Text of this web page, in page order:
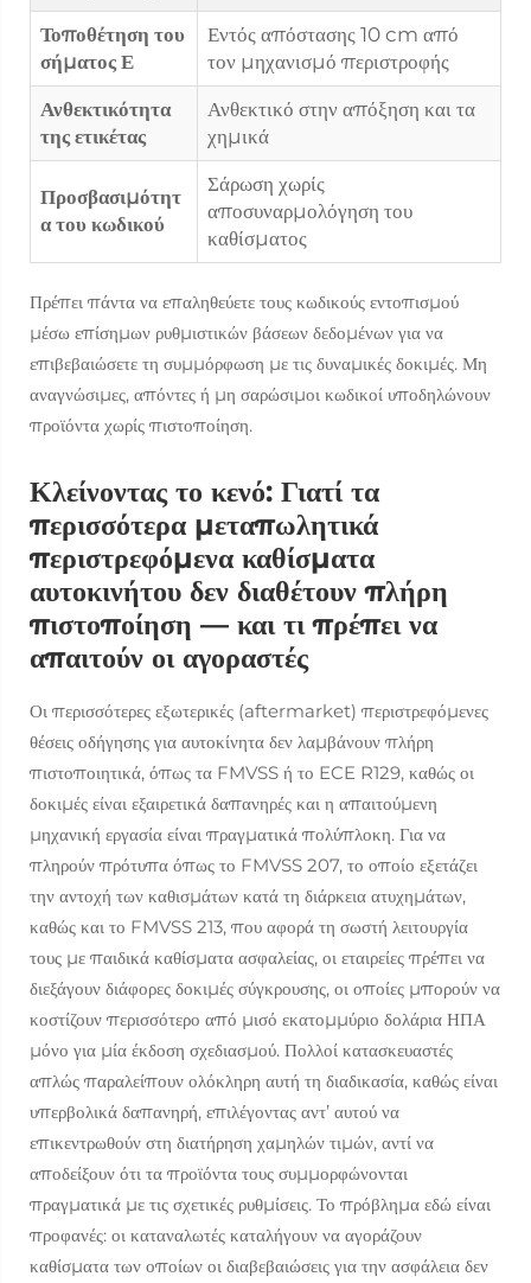
Τοποθέτηση του
σήματος Ε
Εντός απόστασης 10 cm από
τον μηχανισμό περιστροφής
Ανθεκτικότητα
της ετικέτας
Ανθεκτικό στην απόξηση και τα
χημικά
Προσβασιμότητ
α του κωδικού
Σάρωση χωρίς
αποσυναρμολόγηση του
καθίσματος
Πρέπει πάντα να επαληθεύετε τους κωδικούς εντοπισμού
μέσω επίσημων ρυθμιστικών βάσεων δεδομένων για να
επιβεβαιώσετε τη συμμόρφωση με τις δυναμικές δοκιμές. Μη
αναγνώσιμες, απόντες ή μη σαρώσιμοι κωδικοί υποδηλώνουν
προϊόντα χωρίς πιστοποίηση.
Κλείνοντας το κενό: Γιατί τα
περισσότερα μεταπωλητικά
περιστρεφόμενα καθίσματα
αυτοκινήτου δεν διαθέτουν πλήρη
πιστοποίηση — και τι πρέπει να
απαιτούν οι αγοραστές
Οι περισσότερες εξωτερικές (aftermarket) περιστρεφόμενες
θέσεις οδήγησης για αυτοκίνητα δεν λαμβάνουν πλήρη
πιστοποιητικά, όπως τα FMVSS ή το ECE R129, καθώς οι
δοκιμές είναι εξαιρετικά δαπανηρές και η απαιτούμενη
μηχανική εργασία είναι πραγματικά πολύπλοκη. Για να
πληρούν πρότυπα όπως το FMVSS 207, το οποίο εξετάζει
την αντοχή των καθισμάτων κατά τη διάρκεια ατυχημάτων,
καθώς και το FMVSS 213, που αφορά τη σωστή λειτουργία
τους με παιδικά καθίσματα ασφαλείας, οι εταιρείες πρέπει να
διεξάγουν διάφορες δοκιμές σύγκρουσης, οι οποίες μπορούν να
κοστίζουν περισσότερο από μισό εκατομμύριο δολάρια ΗΠΑ
μόνο για μία έκδοση σχεδιασμού. Πολλοί κατασκευαστές
απλώς παραλείπουν ολόκληρη αυτή τη διαδικασία, καθώς είναι
υπερβολικά δαπανηρή, επιλέγοντας αντ’ αυτού να
επικεντρωθούν στη διατήρηση χαμηλών τιμών, αντί να
αποδείξουν ότι τα προϊόντα τους συμμορφώνονται
πραγματικά με τις σχετικές ρυθμίσεις. Το πρόβλημα εδώ είναι
προφανές: οι καταναλωτές καταλήγουν να αγοράζουν
καθίσματα των οποίων οι διαβεβαιώσεις για την ασφάλεια δεν